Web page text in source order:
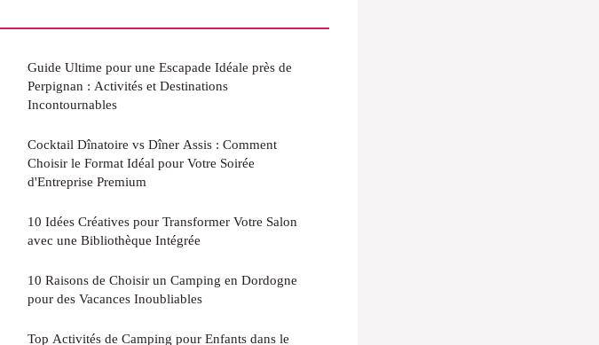
Guide Ultime pour une Escapade Idéale près de
Perpignan : Activités et Destinations
Incontournables
Cocktail Dînatoire vs Dîner Assis : Comment
Choisir le Format Idéal pour Votre Soirée
d'Entreprise Premium
10 Idées Créatives pour Transformer Votre Salon
avec une Bibliothèque Intégrée
10 Raisons de Choisir un Camping en Dordogne
pour des Vacances Inoubliables
Top Activités de Camping pour Enfants dans le